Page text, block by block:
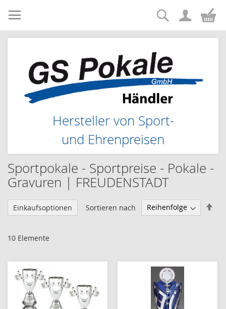
Zum
Inhalt
springen
Hersteller von Sport-
und Ehrenpreisen
Suche
Sportpokale - Sportpreise - Pokale -
Gravuren | FREUDENSTADT
Einkaufsoptionen
10 Elemente
Sortieren nach